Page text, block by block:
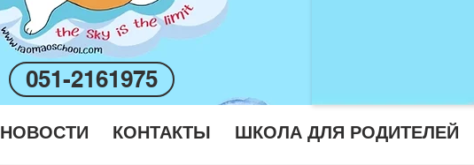
051-2161975
НОВОСТИ КОНТАКТЫ ШКОЛА ДЛЯ РОДИТЕЛЕЙ